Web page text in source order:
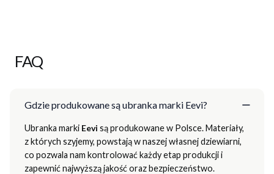
FAQ
Gdzie produkowane są ubranka marki Eevi?
Ubranka marki Eevi są produkowane w Polsce. Materiały,
z których szyjemy, powstają w naszej własnej dziewiarni,
co pozwala nam kontrolować każdy etap produkcji i
zapewnić najwyższą jakość oraz bezpieczeństwo.